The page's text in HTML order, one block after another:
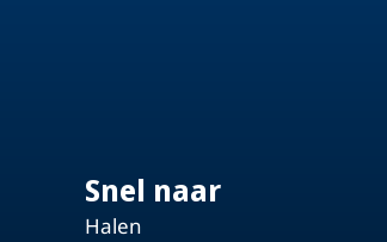
Snel naar
Halen